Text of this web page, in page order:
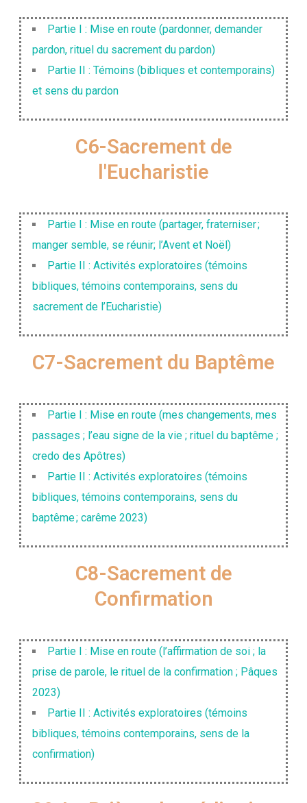
Partie I : Mise en route (pardonner, demander
pardon, rituel du sacrement du pardon)
Partie II : Témoins (bibliques et contemporains)
et sens du pardon
C6-Sacrement de
l'Eucharistie
Partie I : Mise en route (partager, fraterniser ;
manger semble, se réunir; l’Avent et Noël)
Partie II : Activités exploratoires (témoins
bibliques, témoins contemporains, sens du
sacrement de l’Eucharistie)
C7-Sacrement du Baptême
Partie I : Mise en route (mes changements, mes
passages ; l’eau signe de la vie ; rituel du baptême ;
credo des Apôtres)
Partie II : Activités exploratoires (témoins
bibliques, témoins contemporains, sens du
baptême ; carême 2023)
C8-Sacrement de
Confirmation
Partie I : Mise en route (l’affirmation de soi ; la
prise de parole, le rituel de la confirmation ; Pâques
2023)
Partie II : Activités exploratoires (témoins
bibliques, témoins contemporains, sens de la
confirmation)